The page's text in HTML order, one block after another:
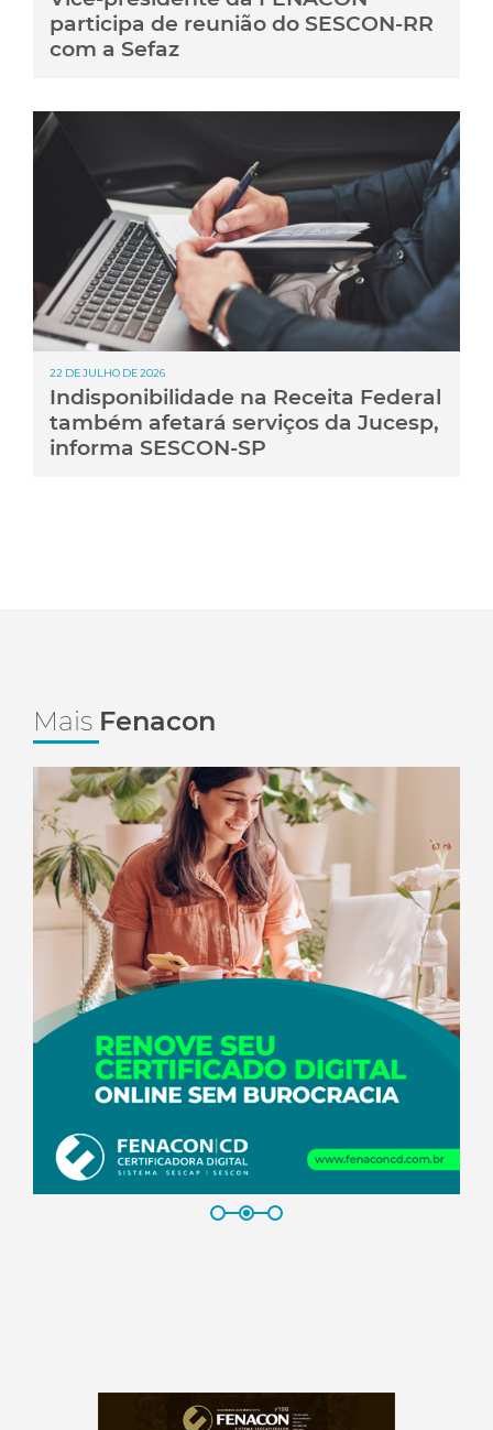
participa de reunião do SESCON-RR
com a Sefaz
22 DE JULHO DE 2026
Indisponibilidade na Receita Federal
também afetará serviços da Jucesp,
informa SESCON-SP
Mais Fenacon